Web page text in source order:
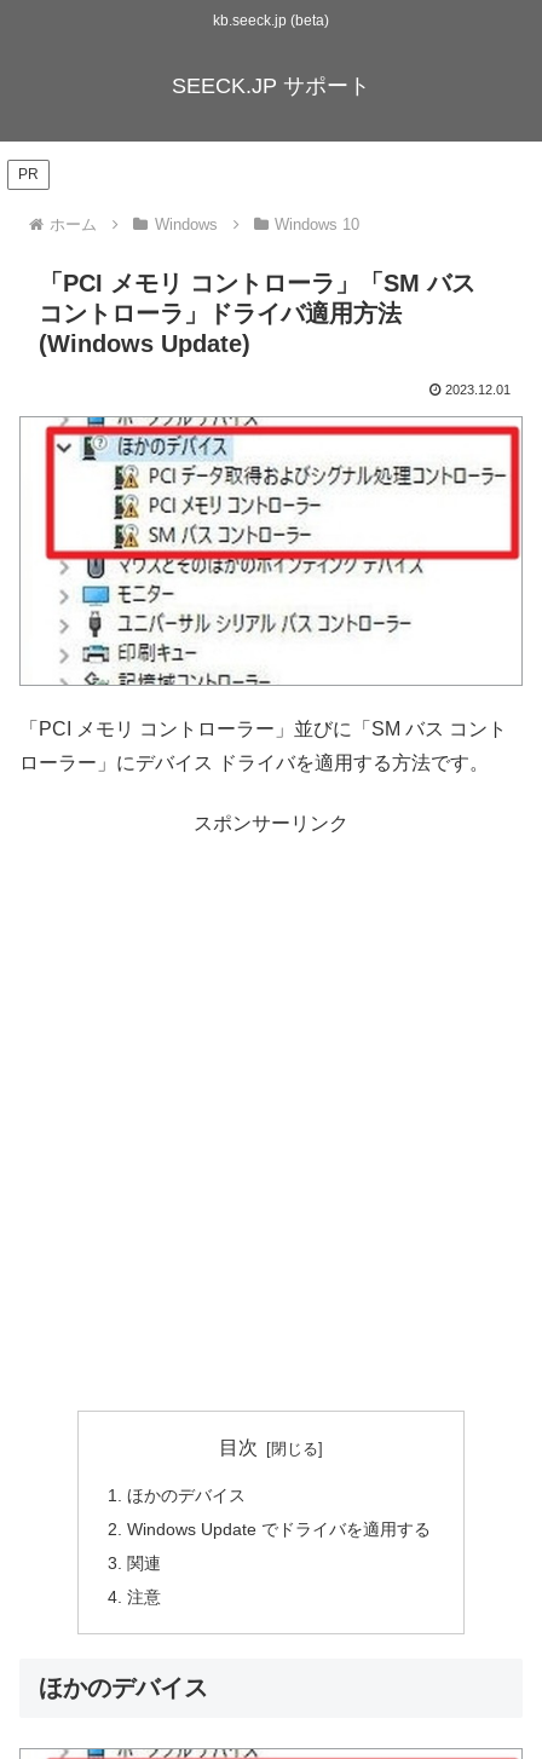
kb.seeck.jp (beta)
SEECK.JP サポート
PR
ホーム Windows Windows 10
「PCI メモリ コントローラ」「SM バス
コントローラ」ドライバ適用方法
(Windows Update)
2023.12.01
「PCI メモリ コントローラー」並びに「SM バス コント
ローラー」にデバイス ドライバを適用する方法です。
スポンサーリンク
目次
ほかのデバイス
Windows Update でドライバを適用する
関連
注意
ほかのデバイス